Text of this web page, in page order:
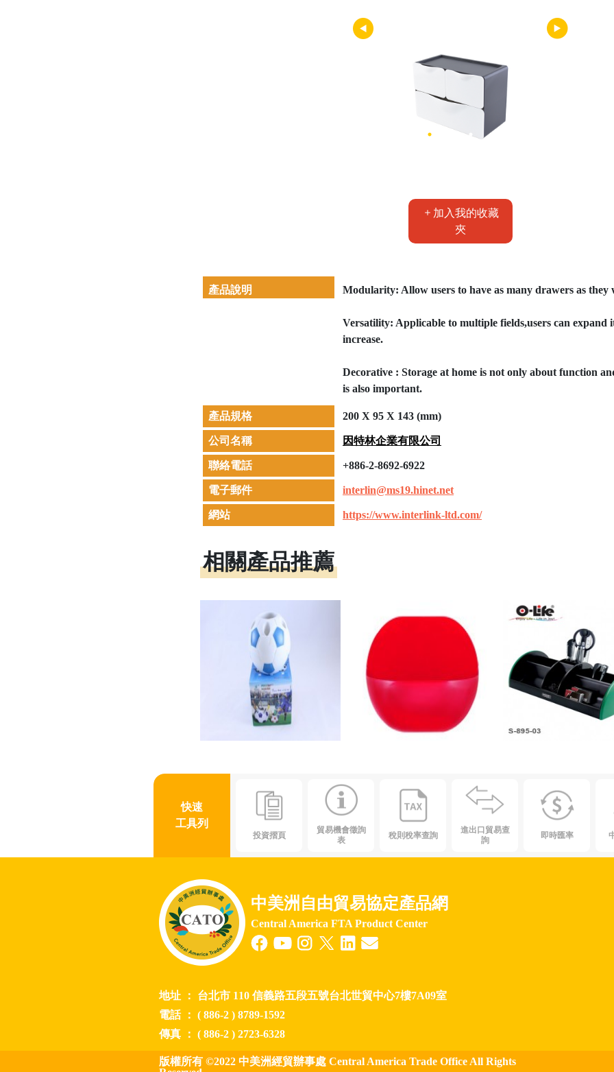
加入我的收藏
夾
產品說明 Modularity: Allow users to have as many drawers as they
Versatility: Applicable to multiple fields,users can expand
increase.
Decorative : Storage at home is not only about function
is also important.
產品規格 200 X 95 X 143 (mm)
公司名稱 因特林企業有限公司
聯絡電話 +886-2-8692-6922
電子郵件 interlin@ms19.hinet.net
網站 https://www.interlink-ltd.com/
相關產品推薦
快速
工具列
投資摺頁
貿易機會徵詢
表
稅則稅率查詢
進出口貿易查
詢
即時匯率
中美洲自由貿易協定產品網
Central America FTA Product Center
地址 ： 台北市 110 信義路五段五號台北世貿中心7樓7A09室
電話 ： ( 886-2 ) 8789-1592
傳真 ： ( 886-2 ) 2723-6328
版權所有 ©2022 中美洲經貿辦事處 Central America Trade Office All Rights